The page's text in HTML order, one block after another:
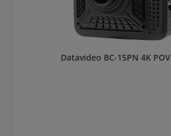
Datavideo BC-15PN 4K